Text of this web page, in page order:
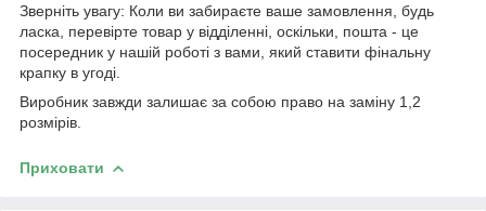
Зверніть увагу: Коли ви забираєте ваше замовлення, будь
ласка, перевірте товар у відділенні, оскільки, пошта - це
посередник у нашій роботі з вами, який ставити фінальну
крапку в угоді.
Виробник завжди залишає за собою право на заміну 1,2
розмірів.
Приховати